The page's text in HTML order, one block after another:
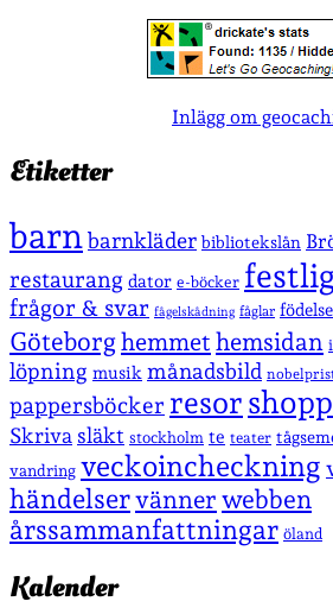
Inlägg om
Etiketter
barnbarnkläder bibliotekslån
restaurang dator e-böcker
frågor & svar fågelskådning fåglar
Göteborghemmet hemsidan
löpning musik månadsbild
pappersböcker resor
Skriva släkt stockholm te teater
vandring veckoincheckning
händelservänner webben
årssammanfattningar öland
Kalender